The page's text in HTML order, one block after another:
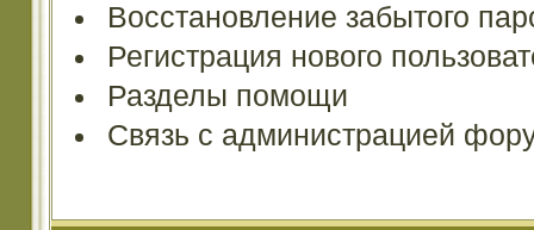
Восстановление забытого
Регистрация нового
Разделы помощи
Связь с администрацией